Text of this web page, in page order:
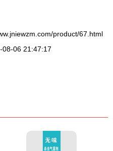
product/67.html
08-06 21:47:17